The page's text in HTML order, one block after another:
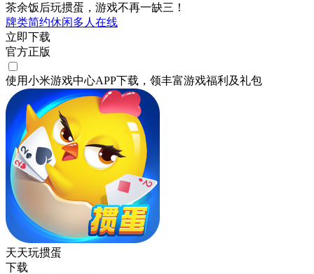
茶余饭后玩掼蛋，游戏不再一缺三！
牌类简约休闲多人在线
立即下载
官方正版
使用小米游戏中心APP下载 ，领丰富游戏福利 及礼包
天天玩掼蛋
下载